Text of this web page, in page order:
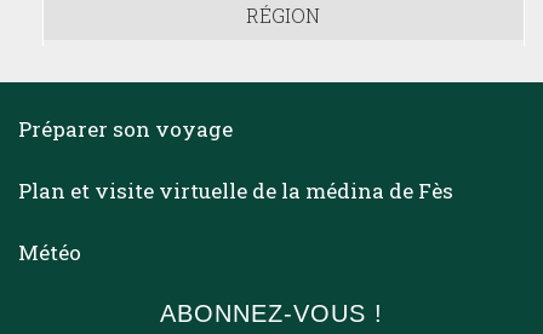
RÉGION
Préparer son voyage
Plan et visite virtuelle de la médina de Fès
Météo
ABONNEZ-VOUS !